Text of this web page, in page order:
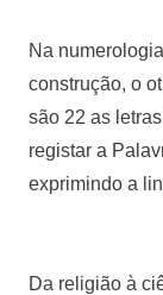
Na
construção, o
são 22 as
registar a
exprimindo a
Da religião à